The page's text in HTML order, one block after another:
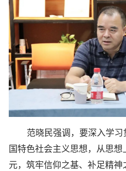
范晓民强调，要深入学
国特色社会主义思想，从思
元，筑牢信仰之基、补足精神